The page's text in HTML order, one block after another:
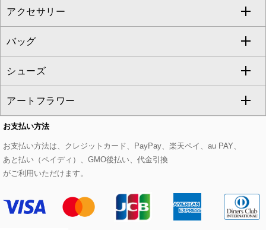
eur3
Maison de CINQ
MK MICHEL KLEIN BAG
ベスト・ジレ
パーカー
タンクトップ・キャミソール
スウェット・ジャージー
その他のトップス
その他のワンピース・ドレス
ハーフ・ショート丈パンツ
サロペット・オールインワン
その他のパンツ
ミモレ丈スカート
ショート・ミニ丈スカート
その他のスカート
ノーカラージャケット
セットアップ
セットアップジャケット
セットアップパンツ
セットアップスカート
セットアップワンピース
トレンチコート
ピーコート
ダッフルコート
チェスターコート
モッズコート
ステンカラーコート
ライダースジャケット
すべてのグッズ・小物
マスク
ストール・マフラー・スヌード
ベルト・サスペンダー
帽子
ヘアアクセサリー
ハンカチ・バンダナ
アクセサリー
すべてのアクセサリー
ネックレス
ピアス・イヤリング
ブレスレット・バングル
ブローチ・コサージュ
バッグ
すべてのバッグ
トートバッグ
ショルダーバッグ
ボストンバッグ
バックパック・リュック
シューズ
すべてのシューズ
パンプス
スニーカー
フラットシューズ
アートフラワー
すべてのアートフラワー
ローズ
カサブランカ・カラー
お支払い方法
お支払い方法は、クレジットカード、PayPay、楽天ペイ、au PAY、
あと払い（ペイディ）、GMO後払い、代金引換
がご利用いただけます。